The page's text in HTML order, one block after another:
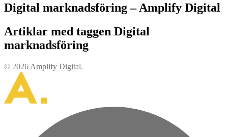
Digital marknadsföring – Amplify Digital
Artiklar med taggen Digital
marknadsföring
© 2026 Amplify Digital.